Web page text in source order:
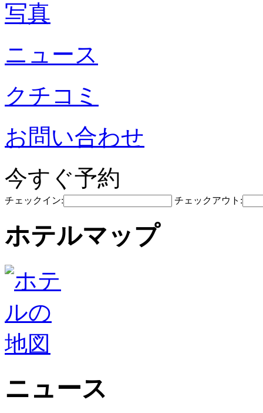
写真
ニュース
クチコミ
お問い合わせ
今すぐ予約
チェックイン: チェックアウト:
ホテルマップ
ニュース